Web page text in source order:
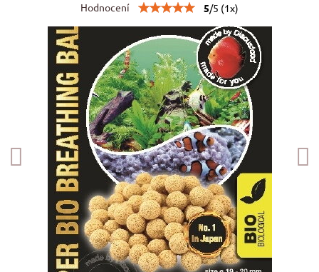
Hodnocení 5/5 (1x)